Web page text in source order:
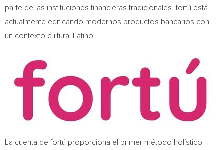
parte de las instituciones financieras tradicionales. fortú está
actualmente edificando modernos productos bancarios con
un contexto cultural Latino.
La cuenta de fortú proporciona el primer método holístico